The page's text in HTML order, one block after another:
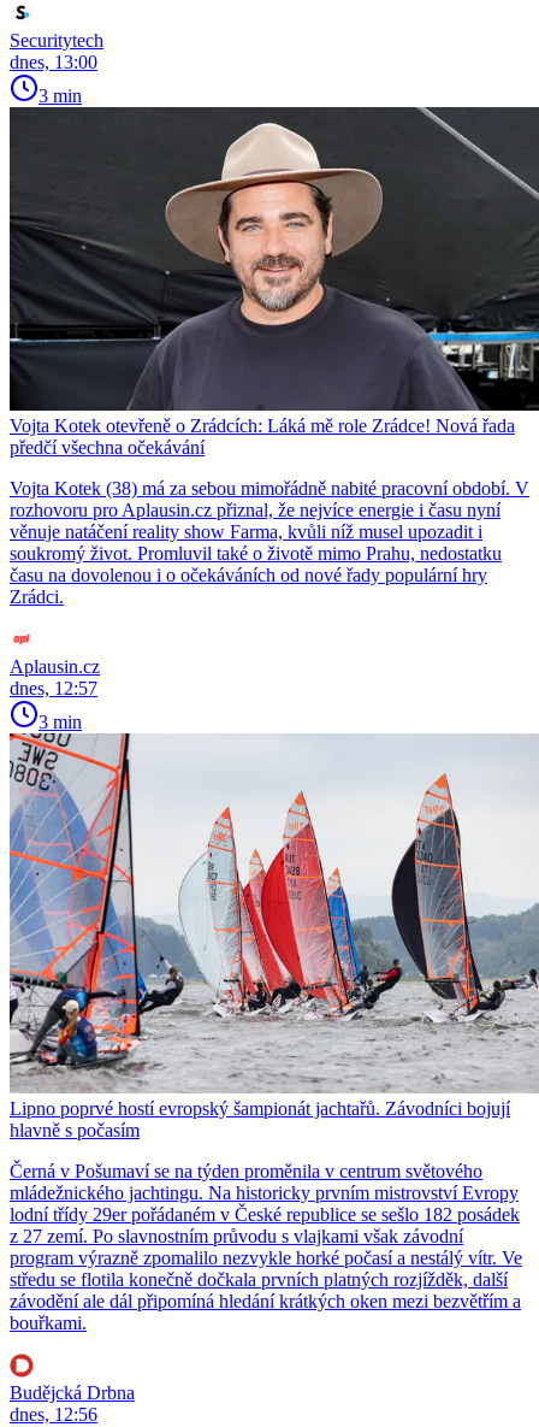
Securitytech
dnes, 13:00
3 min
Vojta Kotek otevřeně o Zrádcích: Láká mě role Zrádce! Nová řada
předčí všechna očekávání
Vojta Kotek (38) má za sebou mimořádně nabité pracovní období. V
rozhovoru pro Aplausin.cz přiznal, že nejvíce energie i času nyní
věnuje natáčení reality show Farma, kvůli níž musel upozadit i
soukromý život. Promluvil také o životě mimo Prahu, nedostatku
času na dovolenou i o očekáváních od nové řady populární hry
Zrádci.
Aplausin.cz
dnes, 12:57
3 min
Lipno poprvé hostí evropský šampionát jachtařů. Závodníci bojují
hlavně s počasím
Černá v Pošumaví se na týden proměnila v centrum světového
mládežnického jachtingu. Na historicky prvním mistrovství Evropy
lodní třídy 29er pořádaném v České republice se sešlo 182 posádek
z 27 zemí. Po slavnostním průvodu s vlajkami však závodní
program výrazně zpomalilo nezvykle horké počasí a nestálý vítr. Ve
středu se flotila konečně dočkala prvních platných rozjížděk, další
závodění ale dál připomíná hledání krátkých oken mezi bezvětřím a
bouřkami.
Budějcká Drbna
dnes, 12:56